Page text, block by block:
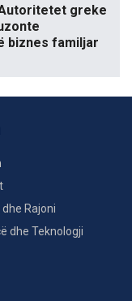
Autoritetet greke
biznes familjar
dhe Rajoni
dhe Teknologji